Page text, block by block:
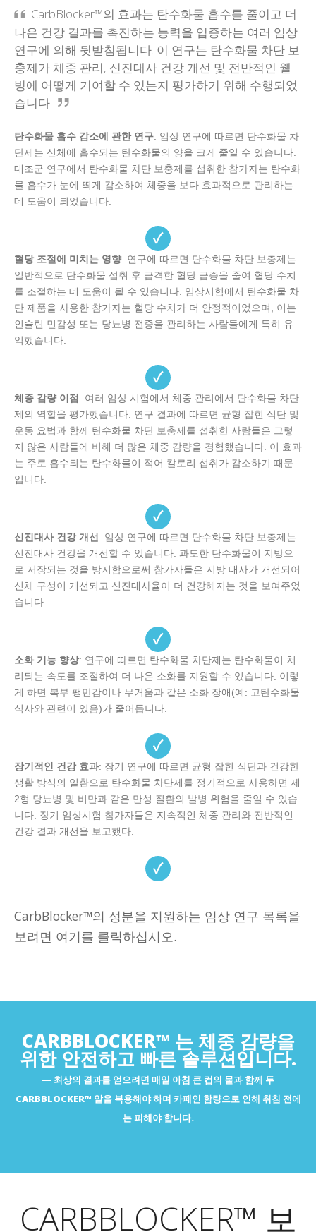
CarbBlocker™의 효과는 탄수화물 흡수를 줄이고 더
나은 건강 결과를 촉진하는 능력을 입증하는 여러 임상
연구에 의해 뒷받침됩니다. 이 연구는 탄수화물 차단 보
충제가 체중 관리, 신진대사 건강 개선 및 전반적인 웰
빙에 어떻게 기여할 수 있는지 평가하기 위해 수행되었
습니다.
탄수화물 흡수 감소에 관한 연구: 임상 연구에 따르면 탄수화물 차
단제는 신체에 흡수되는 탄수화물의 양을 크게 줄일 수 있습니다.
대조군 연구에서 탄수화물 차단 보충제를 섭취한 참가자는 탄수화
물 흡수가 눈에 띄게 감소하여 체중을 보다 효과적으로 관리하는
데 도움이 되었습니다.
✓
혈당 조절에 미치는 영향: 연구에 따르면 탄수화물 차단 보충제는
일반적으로 탄수화물 섭취 후 급격한 혈당 급증을 줄여 혈당 수치
를 조절하는 데 도움이 될 수 있습니다. 임상시험에서 탄수화물 차
단 제품을 사용한 참가자는 혈당 수치가 더 안정적이었으며, 이는
인슐린 민감성 또는 당뇨병 전증을 관리하는 사람들에게 특히 유
익했습니다.
✓
체중 감량 이점 : 여러 임상 시험에서 체중 관리에서 탄수화물 차단
제의 역할을 평가했습니다. 연구 결과에 따르면 균형 잡힌 식단 및
운동 요법과 함께 탄수화물 차단 보충제를 섭취한 사람들은 그렇
지 않은 사람들에 비해 더 많은 체중 감량을 경험했습니다. 이 효과
는 주로 흡수되는 탄수화물이 적어 칼로리 섭취가 감소하기 때문
입니다.
✓
신진대사 건강 개선: 임상 연구에 따르면 탄수화물 차단 보충제는
신진대사 건강을 개선할 수 있습니다. 과도한 탄수화물이 지방으
로 저장되는 것을 방지함으로써 참가자들은 지방 대사가 개선되어
신체 구성이 개선되고 신진대사율이 더 건강해지는 것을 보여주었
습니다.
✓
소화 기능 향상: 연구에 따르면 탄수화물 차단제는 탄수화물이 처
리되는 속도를 조절하여 더 나은 소화를 지원할 수 있습니다. 이렇
게 하면 복부 팽만감이나 무거움과 같은 소화 장애(예: 고탄수화물
식사와 관련이 있음)가 줄어듭니다.
✓
장기적인 건강 효과: 장기 연구에 따르면 균형 잡힌 식단과 건강한
생활 방식의 일환으로 탄수화물 차단제를 정기적으로 사용하면 제
2형 당뇨병 및 비만과 같은 만성 질환의 발병 위험을 줄일 수 있습
니다. 장기 임상시험 참가자들은 지속적인 체중 관리와 전반적인
건강 결과 개선을 보고했다.
✓
CarbBlocker™의 성분을 지원하는 임상 연구 목록을
보려면 여기를 클릭하십시오.
https://www.healthline.com/nutrition/carb-blockers-101
https://www.sciencedirect.com/science/article/abs/pii/
https://www.webmd.com/obesity/features/the-truth-about-
starch-blockers
https://www.lifeextension.com/magazine/2010/2/block-
CARBBLOCKER™ 는 체중 감량을
위한 안전하고 빠른 솔루션입니다.
최상의 결과를 얻으려면 매일 아침 큰 컵의 물과 함께 두
CARBBLOCKER™ 알을 복용해야 하며 카페인 함량으로 인해 취침 전에
는 피해야 합니다.
CARBBLOCKER™ 보